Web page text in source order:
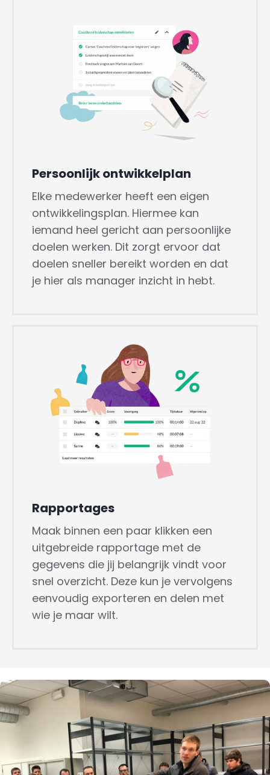
Persoonlijk ontwikkelplan
Elke medewerker heeft een eigen
ontwikkelingsplan. Hiermee kan
iemand heel gericht aan persoonlijke
doelen werken. Dit zorgt ervoor dat
doelen sneller bereikt worden en dat
je hier als manager inzicht in hebt.
Rapportages
Maak binnen een paar klikken een
uitgebreide rapportage met de
gegevens die jij belangrijk vindt voor
snel overzicht. Deze kun je vervolgens
eenvoudig exporteren en delen met
wie je maar wilt.